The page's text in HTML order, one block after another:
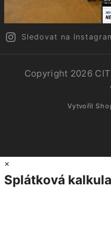
Sledovat na
Copyright 2026
Vytvořil
×
Splátková